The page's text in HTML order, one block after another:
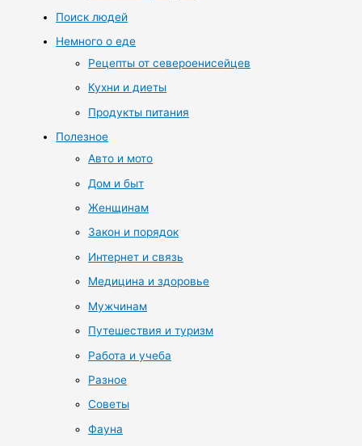
Поиск людей
Немного о еде
Рецепты от североенисейцев
Кухни и диеты
Продукты питания
Полезное
Авто и мото
Дом и быт
Женщинам
Закон и порядок
Интернет и связь
Медицина и здоровье
Мужчинам
Путешествия и туризм
Работа и учеба
Разное
Советы
Фауна